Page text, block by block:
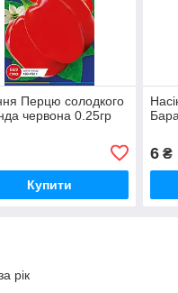
Перцю солодкого
червона 0.25гр
Купити
6 ₴
рік